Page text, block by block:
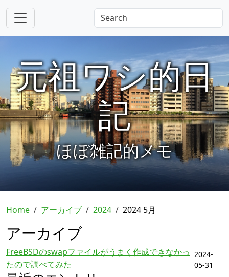
元祖ワシ的日
記
ほぼ雑記的メモ
Home アーカイブ 2024 2024 5月
アーカイブ
FreeBSDのswapファイルがうまく作成できなかっ
たので調べてみた
2024-
05-31